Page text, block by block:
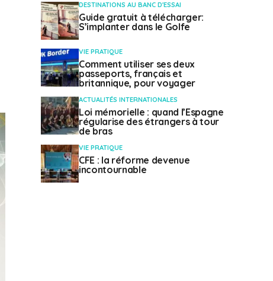
DESTINATIONS AU BANC D'ESSAI
Guide gratuit à télécharger:
S’implanter dans le Golfe
VIE PRATIQUE
Comment utiliser ses deux
passeports, français et
britannique, pour voyager
ACTUALITÉS INTERNATIONALES
Loi mémorielle : quand l’Espagne
régularise des étrangers à tour
de bras
VIE PRATIQUE
CFE : la réforme devenue
incontournable